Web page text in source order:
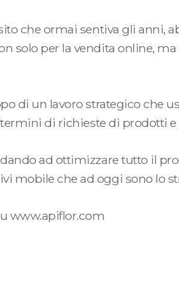
che ormai sentiva gli anni,
solo per la vendita online,
di un lavoro strategico che
di richieste di prodotti
ad ottimizzare tutto il
mobile che ad oggi sono lo
www.apiflor.com